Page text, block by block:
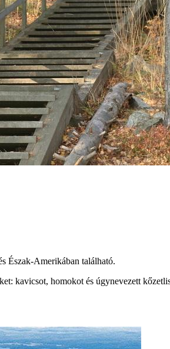
Észak-Amerikában található.
kavicsot, homokot és úgynevezett